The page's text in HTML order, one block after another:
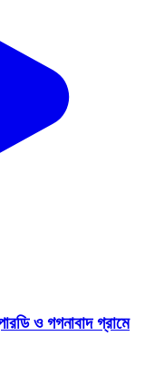
ও গগনাবাদ গ্রামে